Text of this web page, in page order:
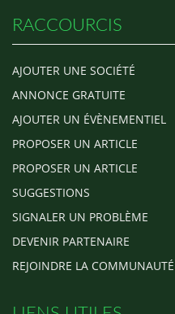
RACCOURCIS
AJOUTER UNE SOCIÉTÉ
ANNONCE GRATUITE
AJOUTER UN ÉVÈNEMENTIEL
PROPOSER UN ARTICLE
PROPOSER UN ARTICLE
SUGGESTIONS
SIGNALER UN PROBLÈME
DEVENIR PARTENAIRE
REJOINDRE LA COMMUNAUTÉ